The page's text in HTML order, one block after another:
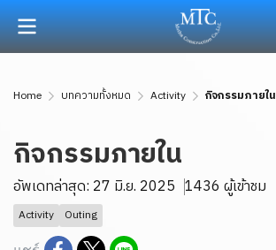
Home บทความทั้งหมด Activity กิจกรรมภายใน
กิจกรรมภายใน
อัพเดทล่าสุด: 27 มิ.ย. 2025 1436 ผู้เข้าชม
Activity Outing